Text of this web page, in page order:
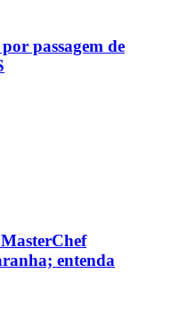
passagem de
entenda